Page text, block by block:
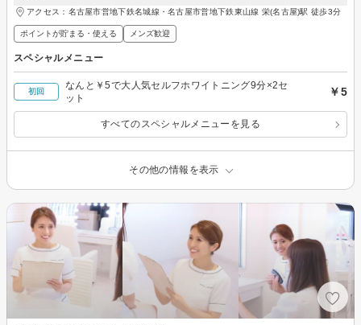
アクセス：名古屋市営地下鉄名城線・名古屋市営地下鉄東山線 栄(名古屋)駅 徒歩3分
ポイントが貯まる・使える メンズ歓迎
スペシャルメニュー
初回
なんと￥5で大人気セルフホワイトニング9分×2セ
ット
￥5
すべてのスペシャルメニューを見る
その他の情報を表示